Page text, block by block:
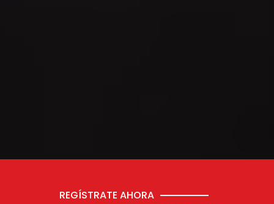
REGÍSTRATE AHORA